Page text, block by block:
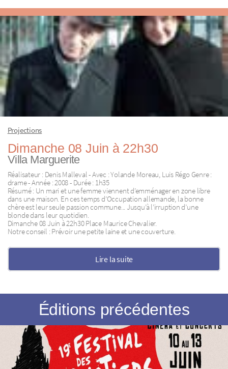
Projections
Dimanche 08 Juin à 22h30
Villa Marguerite
Réalisateur : Denis Malleval - Avec : Yolande Moreau, Luis Régo Genre :
drame - Année : 2008 - Durée : 1h35
Résumé : Un mari et une femme viennent d’emménager en zone libre
dans une maison. En ces temps d’Occupation allemande, la bonne
chère est leur seule passion commune... Jusqu’à l’irruption d’une
blonde dans leur quotidien.
Dimanche 08 Juin à 22h30 Place Maurice Chevalier.
Notre conseil : Prévoir une petite laine et une couverture.
Lire la suite
Éditions précédentes